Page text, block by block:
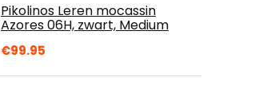
Pikolinos Leren mocassin
Azores 06H, zwart, Medium
€99.95